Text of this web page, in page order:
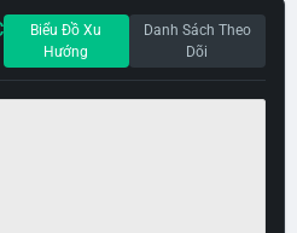
Biểu Đồ Xu
Hướng
Danh Sách Theo
Dõi